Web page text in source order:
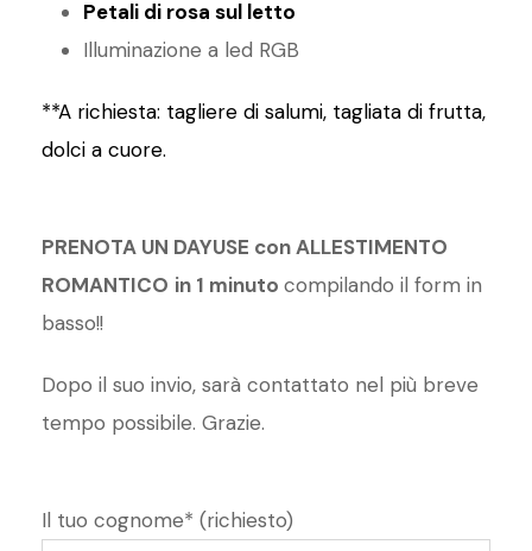
Petali di rosa sul letto
Illuminazione a led RGB
**A richiesta: tagliere di salumi, tagliata di frutta,
dolci a cuore.
PRENOTA UN DAYUSE con ALLESTIMENTO
ROMANTICO in 1 minuto compilando il form in
basso!!
Dopo il suo invio, sarà contattato nel più breve
tempo possibile. Grazie.
Il tuo cognome* (richiesto)